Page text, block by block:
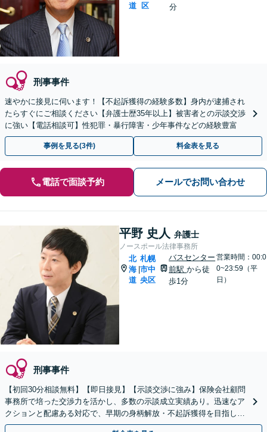
道 区
分
刑事事件
速やかに接見に伺います！【不起訴獲得の経験多数】身内が逮捕され
たらすぐにご相談ください【弁護士歴35年以上】被害者との示談交渉
に強い【電話相談可】性犯罪・暴行障害・少年事件などの経験豊富
事例を見る(3件) 料金表を見る
電話で面談予約 メールでお問い合わせ
平野 史人 弁護士
ノースポール法律事務所
北
海
道
|
札幌
市中
央区
バスセンター
前駅から徒
歩1分
営業時間：00:0
0~23:59（平
日）
刑事事件
【初回30分相談無料】【即日接見】【示談交渉に強み】保険会社顧問
事務所で培った交渉力を活かし、多数の示談成立実績あり。迅速なア
クションと配慮ある対応で、早期の身柄解放・不起訴獲得を目指しま
す【電話相談OK】【バスセンター前駅徒歩1分】